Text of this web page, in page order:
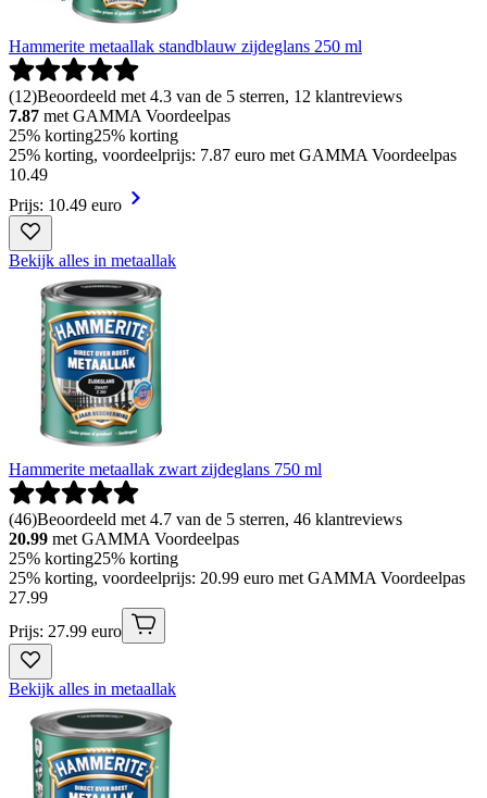
Hammerite metaallak standblauw zijdeglans 250 ml
(12)Beoordeeld met 4.3 van de 5 sterren, 12 klantreviews
7.87 met GAMMA Voordeelpas
25% korting25% korting
25% korting, voordeelprijs: 7.87 euro met GAMMA Voordeelpas
10.49
Prijs: 10.49 euro
Bekijk alles in metaallak
Hammerite metaallak zwart zijdeglans 750 ml
(46)Beoordeeld met 4.7 van de 5 sterren, 46 klantreviews
20.99 met GAMMA Voordeelpas
25% korting25% korting
25% korting, voordeelprijs: 20.99 euro met GAMMA Voordeelpas
27.99
Prijs: 27.99 euro
Bekijk alles in metaallak